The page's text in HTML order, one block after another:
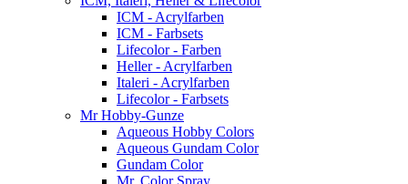
ICM - Acrylfarben
ICM - Farbsets
Lifecolor - Farben
Heller - Acrylfarben
Italeri - Acrylfarben
Lifecolor - Farbsets
Mr Hobby-Gunze
Aqueous Hobby Colors
Aqueous Gundam Color
Gundam Color
Mr. Color Spray